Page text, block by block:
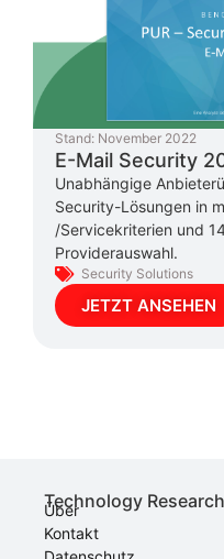
Stand: November 2022
E-Mail Security
Unabhängige
Security-Lösungen in
/Servicekriterien und
Providerauswahl.
Security Solutions
JETZT ANSEHEN
Technology
Über
Kontakt